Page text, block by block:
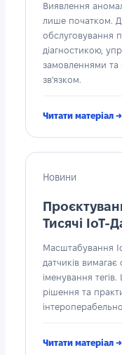
Виявлення
лише початком.
обслуговування
діагностикою,
замовленнями
зв'язком.
Читати матеріал →
Новини
Тисячі IoT-
Масштабування
датчиків
іменування
рішення та
Читати матеріал →